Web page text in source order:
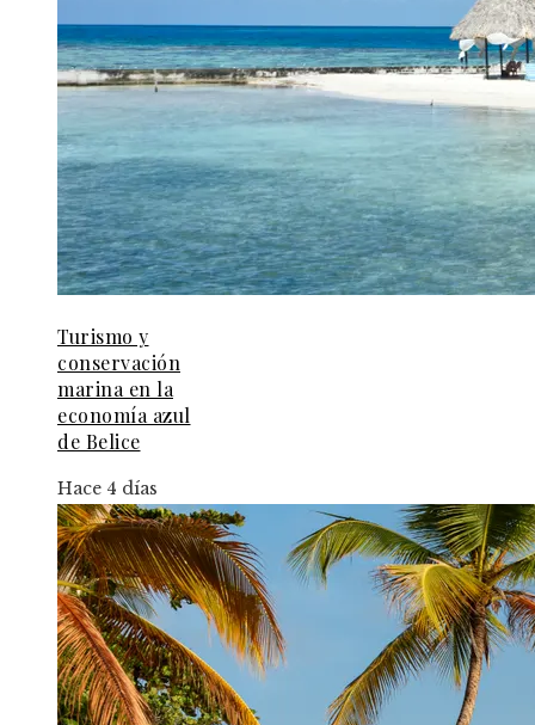
Turismo y
conservación
marina en la
economía azul
de Belice
Hace 4 días